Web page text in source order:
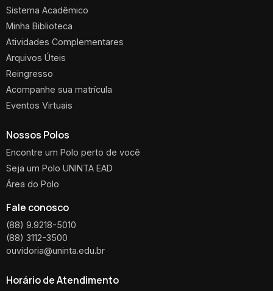
Sistema Acadêmico
Minha Biblioteca
Atividades Complementares
Arquivos Úteis
Reingresso
Acompanhe sua matrícula
Eventos Virtuais
Nossos Polos
Encontre um Polo perto de você
Seja um Polo UNINTA EAD
Área do Polo
Fale conosco
(88) 9.9218-5010
(88) 3112-3500
ouvidoria@uninta.edu.br
Horário de Atendimento